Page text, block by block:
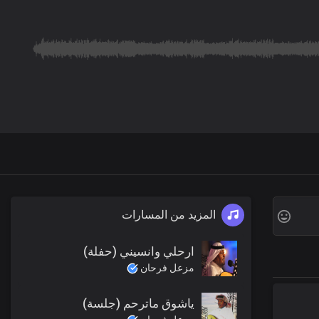
المزيد من المسارات
ارحلي وانسيني (حفلة)
مزعل فرحان
ياشوق ماترحم (جلسة)